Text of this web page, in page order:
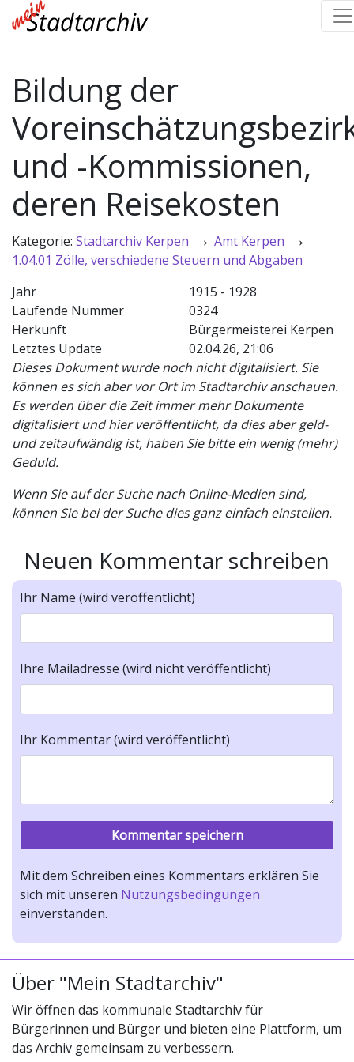
Bildung der
und -Kommissionen,
deren Reisekosten
Kategorie: Stadtarchiv Kerpen → Amt Kerpen →
1.04.01 Zölle, verschiedene Steuern und Abgaben
Jahr
1915 - 1928
Laufende Nummer
0324
Herkunft
Bürgermeisterei Kerpen
Letztes Update
02.04.26, 21:06
Dieses Dokument wurde noch nicht digitalisiert. Sie
können es sich aber vor Ort im Stadtarchiv anschauen.
Es werden über die Zeit immer mehr Dokumente
digitalisiert und hier veröffentlicht, da dies aber geld-
und zeitaufwändig ist, haben Sie bitte ein wenig (mehr)
Geduld.
Wenn Sie auf der Suche nach Online-Medien sind,
können Sie bei der Suche dies ganz einfach einstellen.
Neuen Kommentar schreiben
Ihr Name (wird veröffentlicht)
Ihre Mailadresse (wird nicht veröffentlicht)
Ihr Kommentar (wird veröffentlicht)
Mit dem Schreiben eines Kommentars erklären Sie
sich mit unseren Nutzungsbedingungen
einverstanden.
Über "Mein Stadtarchiv"
Wir öffnen das kommunale Stadtarchiv für
Bürgerinnen und Bürger und bieten eine Plattform, um
das Archiv gemeinsam zu verbessern.